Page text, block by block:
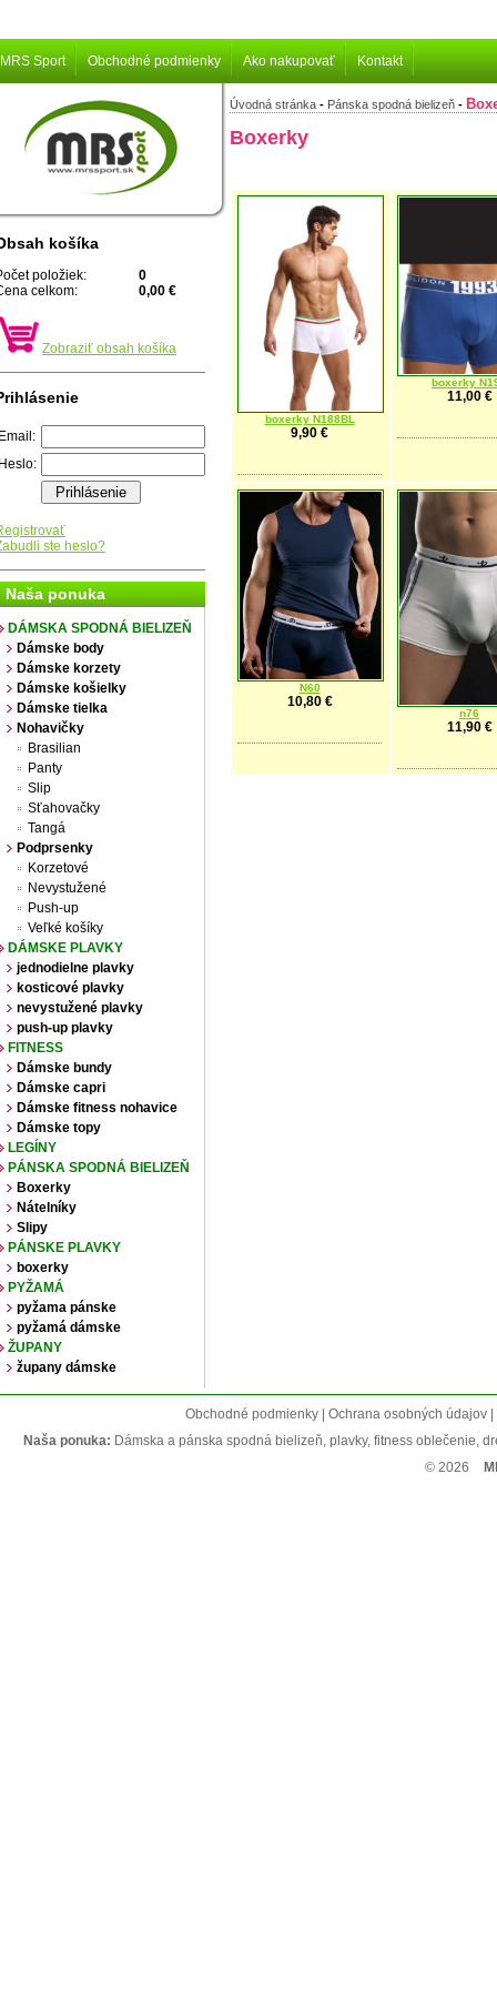
MRS Sport Obchodné podmienky Ako nakupovať Kontakt
košíka
položiek:
0
celkom:
0,00 €
Zobraziť obsah košíka
ste heslo?
Naša ponuka
DÁMSKA SPODNÁ BIELIZEŇ
Dámske body
Dámske korzety
Dámske košielky
Dámske tielka
Nohavičky
Brasilian
Panty
Slip
Sťahovačky
Tangá
Podprsenky
Korzetové
Nevystužené
Push-up
Veľké košíky
DÁMSKE PLAVKY
jednodielne plavky
kosticové plavky
nevystužené plavky
push-up plavky
FITNESS
Dámske bundy
Dámske capri
Dámske fitness nohavice
Dámske topy
LEGÍNY
PÁNSKA SPODNÁ BIELIZEŇ
Boxerky
Nátelníky
Slipy
PÁNSKE PLAVKY
boxerky
PYŽAMÁ
pyžama pánske
pyžamá dámske
ŽUPANY
župany dámske
Úvodná stránka - Pánska spodná bielizeň -
Boxerky
boxerky N188BL
9,90 €
boxerky
11,00 €
N60
10,80 €
n76
11,90 €
Obchodné podmienky | Ochrana osobných údajov
Naša ponuka: Dámska a pánska spodná bielizeň, plavky, fitness oblečenie,
© 2026